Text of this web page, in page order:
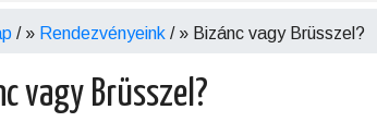
/ Rendezvényeink / Bizánc vagy Brüsszel?
vagy Brüsszel?